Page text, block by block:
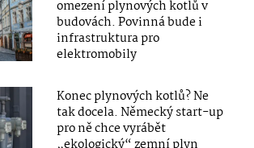
omezení plynových kotlů v
budovách. Povinná bude i
infrastruktura pro
elektromobily
Konec plynových kotlů? Ne
tak docela. Německý start-up
pro ně chce vyrábět